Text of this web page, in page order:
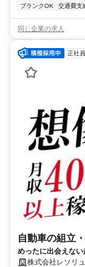
ブランクOK
交通費支
同じ企業の求人
正社員
自動車の組立
めったに出会えな
株式会社レソリ